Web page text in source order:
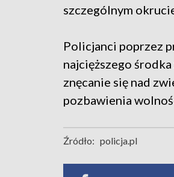
szczególnym
Policjanci poprzez
najcięższego
znęcanie się nad
pozbawienia
Źródło: policja.pl